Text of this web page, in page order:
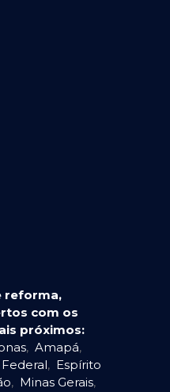
reforma,
com os
próximos:
, Amapá,
, Espírito
, Minas Gerais,